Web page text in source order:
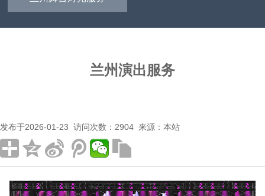
兰州演出服务
发布于2026-01-23 访问次数：2904 来源：本站